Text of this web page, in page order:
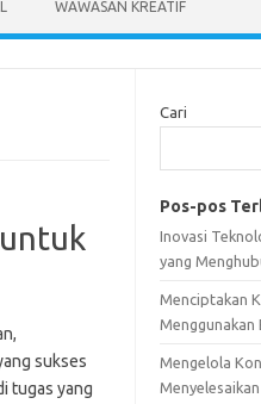
WAWASAN KREATIF
sukses
tugas yang
Cari
Pos-pos
Inovasi
yang
Menciptakan
Menggunakan
Mengelola